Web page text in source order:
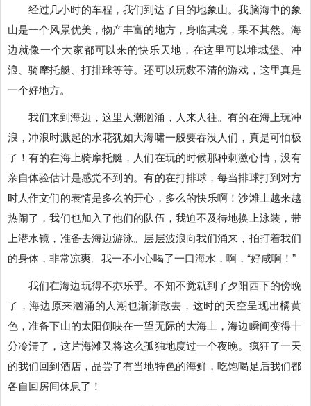
经过几小时的车程，我们到达了目的地象山。我脑海中的象
山是一个风景优美，物产丰富的地方，身临其境，果不其然。海
边就像一个大家都可以来的快乐天地，在这里可以堆城堡、冲
浪、骑摩托艇、打排球等等。还可以玩数不清的游戏，这里真是
一个好地方。
我们来到海边，这里人潮汹涌，人来人往。有的在海上玩冲
浪，冲浪时溅起的水花犹如大海啸一般要吞没人们，真是可怕极
了！有的在海上骑摩托艇，人们在玩的时候那种刺激心情， 没有
亲自体验估计是感觉不到的。有的在打排球，每当排球打到对方
时人作文们的表情是多么的开心，多么的快乐啊！沙滩上越来越
热闹了，我们也加入了他们的队伍，我迫不及待地换上泳装，带
上潜水镜，准备去海边游泳。层层波浪向我们涌来，拍打着我们
的身体，非常凉爽。我一不小心喝了一口海水，啊，“好咸啊！”
我们在海边玩得不亦乐乎。不知不觉就到了夕阳西下的傍晚
了，海边原来汹涌的人潮也渐渐散去，这时的天空呈现出橘黄
色，准备下山的太阳倒映在一望无际的大海上，海边瞬间变得十
分冷清了，这片海滩又将这么孤独地度过一个夜晚。疯狂了一天
的我们回到酒店，品尝了有当地特色的海鲜，吃饱喝足后我们都
各自回房间休息了！